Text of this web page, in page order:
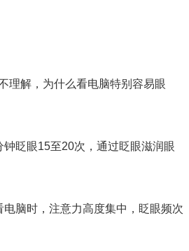
理解，为什么看电脑特别容易眼
眨眼15至20次，通过眨眼滋润眼
脑时，注意力高度集中，眨眼频次